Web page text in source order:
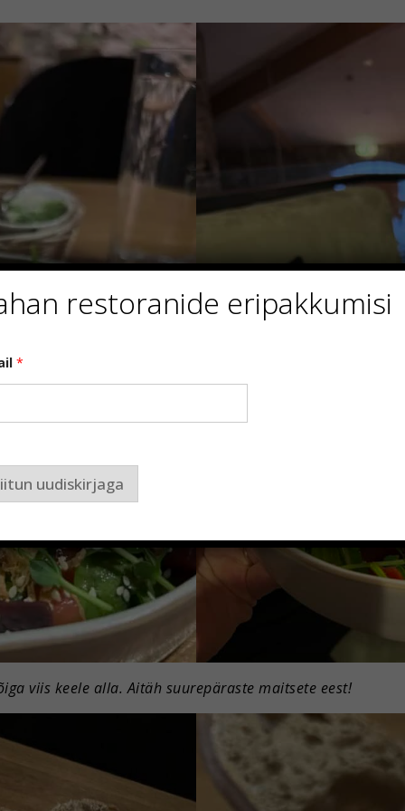
viis keele alla.Aitäh suurepäraste maitsete eest!
restoranide eripakkumisi
*
uudiskirjaga